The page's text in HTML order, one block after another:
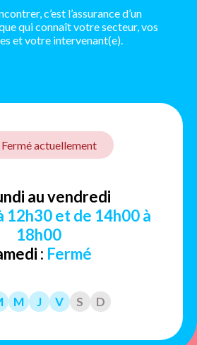
c’est l’assurance d’un
qui connaît votre secteur, vos
et votre intervenant(e).
Fermé actuellement
au vendredi
12h30 et de 14h00 à
18h00
: Fermé
M J V S D